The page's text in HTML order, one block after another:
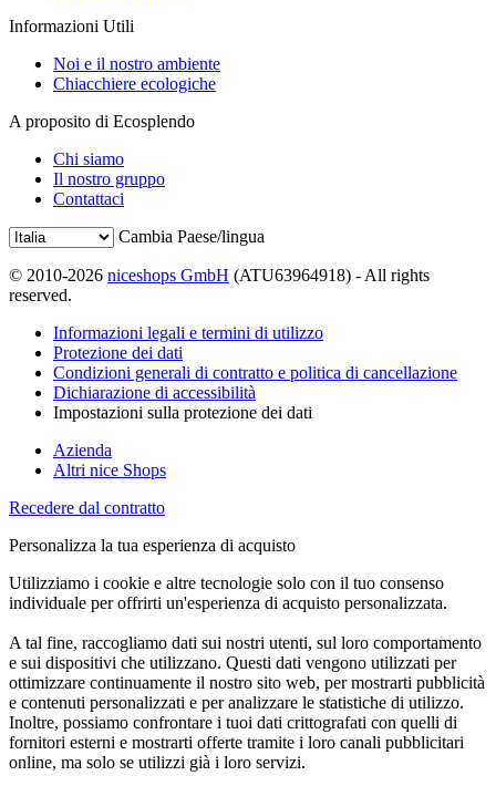
Informazioni Utili
Noi e il nostro ambiente
Chiacchiere ecologiche
A proposito di Ecosplendo
Chi siamo
Il nostro gruppo
Contattaci
Cambia Paese/lingua
© 2010-2026 niceshops GmbH (ATU63964918) - All rights
reserved.
Informazioni legali e termini di utilizzo
Protezione dei dati
Condizioni generali di contratto e politica di cancellazione
Dichiarazione di accessibilità
Impostazioni sulla protezione dei dati
Azienda
Altri nice Shops
Recedere dal contratto
Personalizza la tua esperienza di acquisto
Utilizziamo i cookie e altre tecnologie solo con il tuo consenso
individuale per offrirti un'esperienza di acquisto personalizzata.
A tal fine, raccogliamo dati sui nostri utenti, sul loro comportamento
e sui dispositivi che utilizzano. Questi dati vengono utilizzati per
ottimizzare continuamente il nostro sito web, per mostrarti pubblicità
e contenuti personalizzati e per analizzare le statistiche di utilizzo.
Inoltre, possiamo confrontare i tuoi dati crittografati con quelli di
fornitori esterni e mostrarti offerte tramite i loro canali pubblicitari
online, ma solo se utilizzi già i loro servizi.